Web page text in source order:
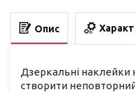
Опис
Дзеркальні наклейки
створити